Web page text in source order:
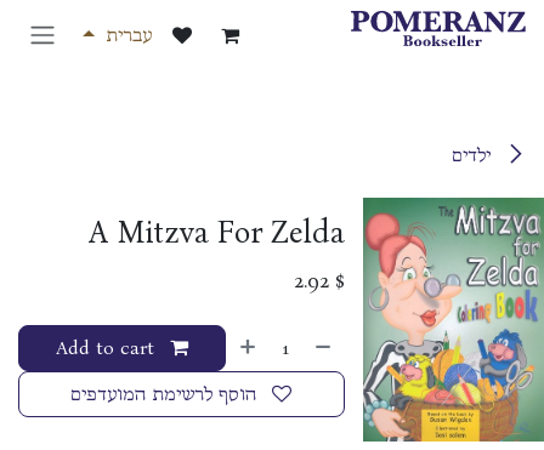
דלג לתוכן
עברית
ילדים
A Mitzva For Zelda
$
2.92
הוסף לרשימת המועדפים